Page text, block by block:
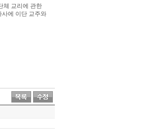
체 교리에 관한
사에 이단 교주와